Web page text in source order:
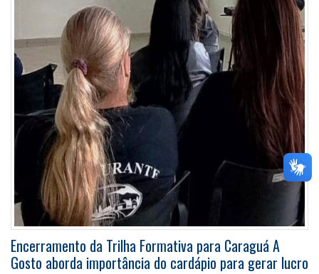
Encerramento da Trilha Formativa para Caraguá A
Gosto aborda importância do cardápio para gerar lucro